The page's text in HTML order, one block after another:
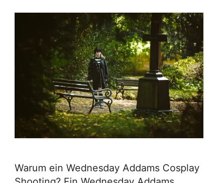
Warum ein Wednesday Addams Cosplay